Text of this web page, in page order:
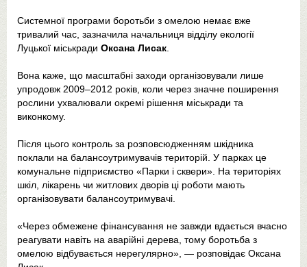
Системної програми боротьби з омелою немає вже
тривалий час, зазначила начальниця відділу екології
Луцької міськради Оксана Лисак
Вона каже, що масштабні заходи організовували лише
упродовж 2009–2012 років, коли через значне поширення
рослини ухвалювали окремі рішення міськради та
виконкому.
Після цього контроль за розповсюдженням шкідника
поклали на балансоутримувачів територій. У парках це
комунальне підприємство «Парки і сквери». На територіях
шкіл, лікарень чи житлових дворів ці роботи мають
організовувати балансоутримувачі.
«Через обмежене фінансування не завжди вдається вчасно
реагувати навіть на аварійні дерева, тому боротьба з
омелою відбувається нерегулярно», — розповідає Оксана